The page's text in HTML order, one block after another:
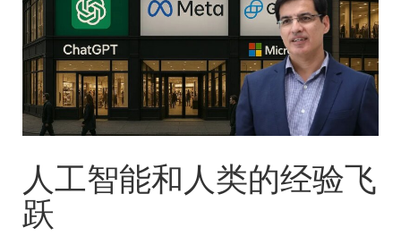
人工智能和人类的经验飞
跃